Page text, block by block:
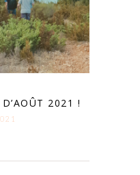
D’AOÛT 2021 !